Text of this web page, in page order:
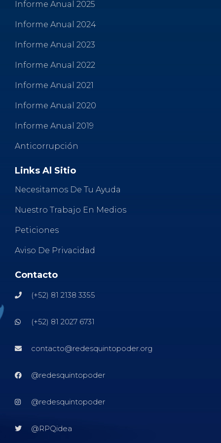
Informe Anual 2025
Informe Anual 2024
Informe Anual 2023
Informe Anual 2022
Informe Anual 2021
Informe Anual 2020
Informe Anual 2019
Anticorrupción
Links Al Sitio
Necesitamos De Tu Ayuda
Nuestro Trabajo En Medios
Peticiones
Aviso De Privacidad
Contacto
(+52) 81 2138 3355
(+52) 81 2027 6731
contacto@redesquintopoder.org
@redesquintopoder
@redesquintopoder
@RPQidea